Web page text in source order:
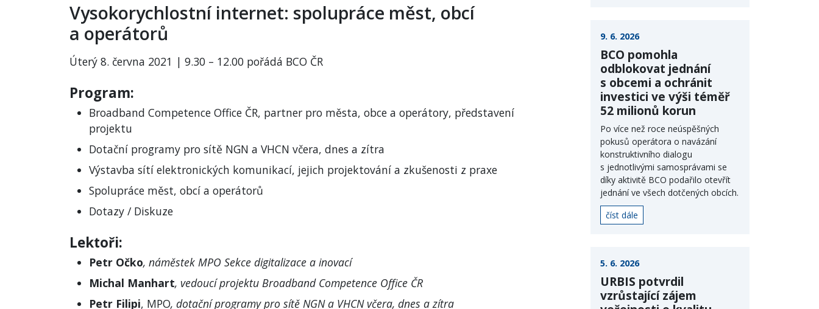
Vysokorychlostní internet: spolupráce měst, obcí
a operátorů
Úterý 8. června 2021 | 9.30 – 12.00 pořádá BCO ČR
Program:
Broadband Competence Office ČR, partner pro města, obce a operátory, představení
projektu
Dotační programy pro sítě NGN a VHCN včera, dnes a zítra
Výstavba sítí elektronických komunikací, jejich projektování a zkušenosti z praxe
Spolupráce měst, obcí a operátorů
Dotazy / Diskuze
Lektoři:
Petr Očko, náměstek MPO Sekce digitalizace a inovací
Michal Manhart, vedoucí projektu Broadband Competence Office ČR
Petr Filipi, MPO, dotační programy pro sítě NGN a VHCN včera, dnes a zítra
9. 6. 2026
BCO pomohla
odblokovat jednání
s obcemi a ochránit
investici ve výši téměř
52 milionů korun
Po více než roce neúspěšných
pokusů operátora o navázání
konstruktivního dialogu
s jednotlivými samosprávami se
díky aktivitě BCO podařilo otevřít
jednání ve všech dotčených obcích.
číst dále
5. 6. 2026
URBIS potvrdil
vzrůstající zájem